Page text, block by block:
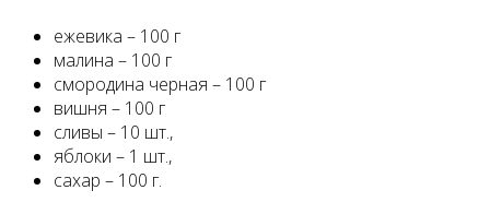
ежевика – 100 г
малина – 100 г
смородина черная – 100 г
вишня – 100 г
сливы – 10 шт.,
яблоки – 1 шт.,
сахар – 100 г.